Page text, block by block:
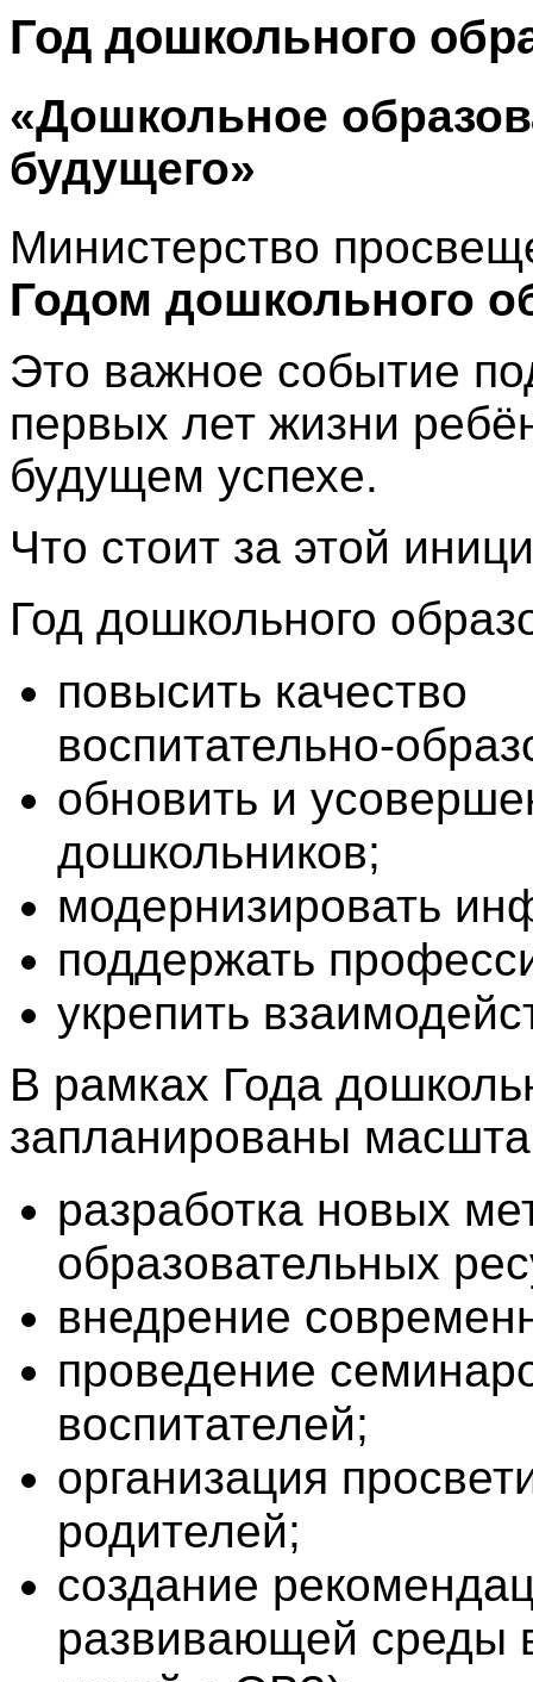
Год дошкольного
«Дошкольное
будущего»
Министерство
Годом дошкольного
Это важное событие
первых лет жизни
будущем успехе.
Что стоит за этой
Год дошкольного
повысить качество
обновить и
дошкольников;
модернизировать
поддержать
укрепить
В рамках Года
запланированы
разработка новых
образовательных
внедрение
проведение
воспитателей;
организация
родителей;
создание
развивающей среды